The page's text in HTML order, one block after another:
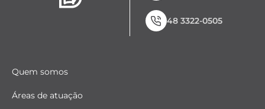
48 3322-0505
Quem somos
Áreas de atuação